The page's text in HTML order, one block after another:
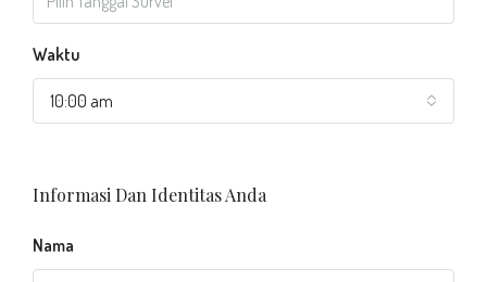
Waktu
10:00 am
Informasi Dan Identitas Anda
Nama